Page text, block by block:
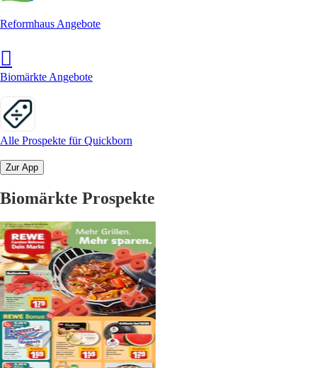
Reformhaus Angebote
Biomärkte Angebote
Alle Prospekte für Quickborn
Zur App
Biomärkte Prospekte